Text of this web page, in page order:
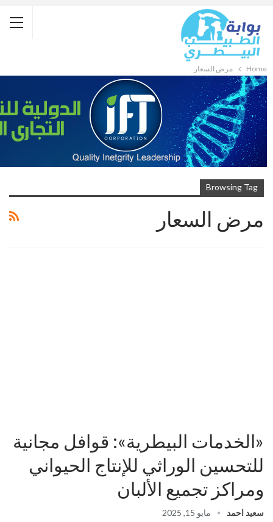
Home مرض السعار
Browsing Tag
مرض السعار
«الخدمات البيطرية»: قوافل مجانية
للتحسين الوراثي للإنتاج الحيواني
ومراكز تجميع الألبان
سعيد احمد
مايو 15, 2025